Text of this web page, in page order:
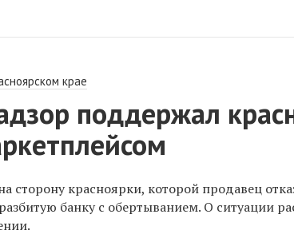
крае
поддержал
сторону красноярки, которой продавец
банку с обертыванием. О ситуации